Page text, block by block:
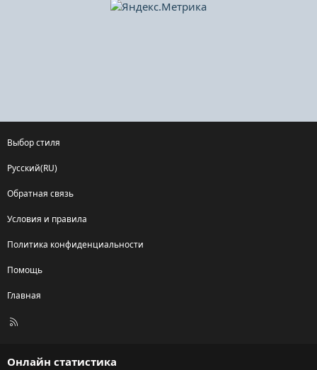
Выбор стиля
Русский(RU)
Обратная связь
Условия и правила
Политика конфиденциальности
Помощь
Главная
R
Онлайн статистика